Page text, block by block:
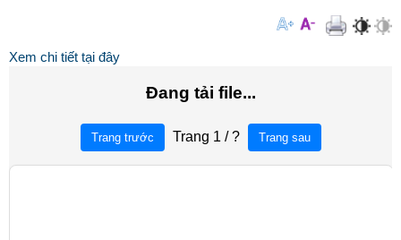
Xem chi tiết tại đây